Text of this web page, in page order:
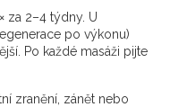
za 2–4 týdny. U
po výkonu)
Po každé masáži pijte
zranění, zánět nebo